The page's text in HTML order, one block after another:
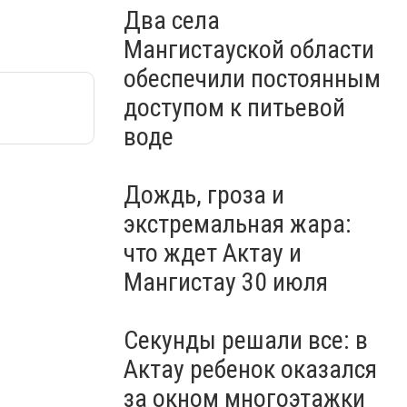
Два села
Мангистауской области
обеспечили постоянным
доступом к питьевой
воде
Дождь, гроза и
экстремальная жара:
что ждет Актау и
Мангистау 30 июля
Секунды решали все: в
Актау ребенок оказался
за окном многоэтажки